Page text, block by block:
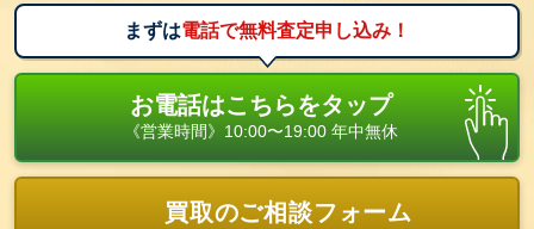
まずは電話で無料査定申し込み！
お電話はこちらをタップ
《営業時間》10:00〜19:00 年中無休
買取のご相談フォーム